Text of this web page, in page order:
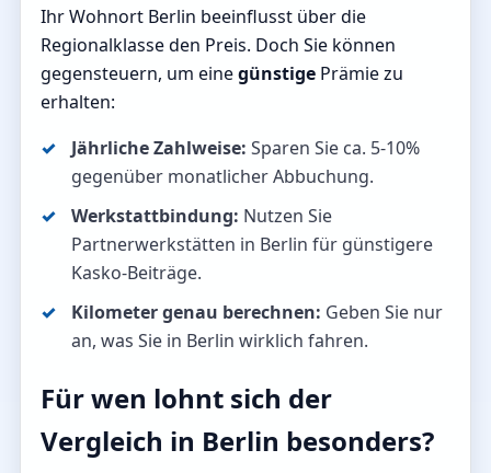
Ihr Wohnort Berlin beeinflusst über die
Regionalklasse den Preis. Doch Sie können
gegensteuern, um einegünstige Prämie zu
erhalten:
Jährliche Zahlweise: Sparen Sie ca. 5-10%
gegenüber monatlicher Abbuchung.
Werkstattbindung: Nutzen Sie
Partnerwerkstätten in Berlin für günstigere
Kasko-Beiträge.
Kilometer genau berechnen: Geben Sie nur
an, was Sie in Berlin wirklich fahren.
Für wen lohnt sich der
Vergleich in Berlin besonders?